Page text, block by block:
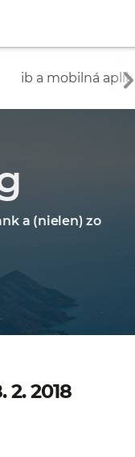
ib a mobilná
a (nielen) zo
2018